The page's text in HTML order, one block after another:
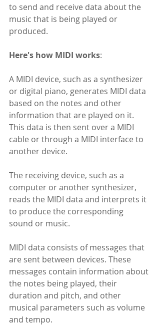
to send and receive data about the
music that is being played or
produced.
Here's how MIDI works:
A MIDI device, such as a synthesizer
or digital piano, generates MIDI data
based on the notes and other
information that are played on it.
This data is then sent over a MIDI
cable or through a MIDI interface to
another device.
The receiving device, such as a
computer or another synthesizer,
reads the MIDI data and interprets it
to produce the corresponding
sound or music.
MIDI data consists of messages that
are sent between devices. These
messages contain information about
the notes being played, their
duration and pitch, and other
musical parameters such as volume
and tempo.